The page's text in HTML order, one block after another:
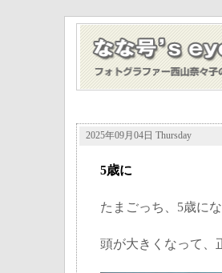
2025年09月04日 Thursday
5歳に
たまごっち、5歳にな
頭が大きくなって、